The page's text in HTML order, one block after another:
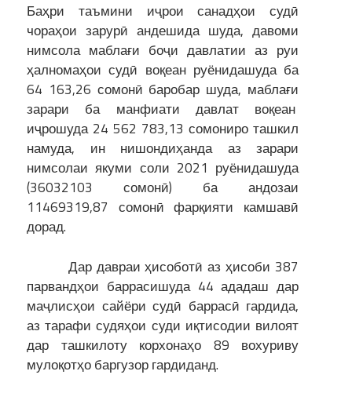
Баҳри таъмини иҷрои санадҳои судӣ
чораҳои зарурӣ андешида шуда, давоми
нимсола маблағи боҷи давлатии аз руи
ҳалномаҳои судӣ воқеан руёнидашуда ба
64 163,26 сомонӣ баробар шуда, маблағи
зарари ба манфиати давлат воқеан
иҷрошуда 24 562 783,13 сомониро ташкил
намуда, ин нишондиҳанда аз зарари
нимсолаи якуми соли 2021 руёнидашуда
(36032103 сомонӣ) ба андозаи
11469319,87 сомонӣ фарқияти камшавӣ
дорад.
Дар давраи ҳисоботӣ аз ҳисоби 387
парвандҳои баррасишуда 44 ададаш дар
маҷлисҳои сайёри судӣ баррасӣ гардида,
аз тарафи судяҳои суди иқтисодии вилоят
дар ташкилоту корхонаҳо 89 вохуриву
мулоқотҳо баргузор гардиданд.